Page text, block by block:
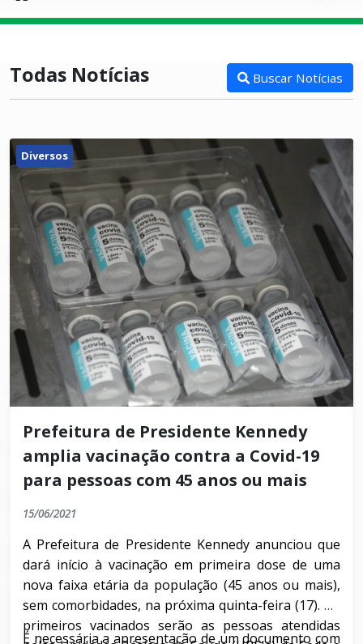
Todas Notícias Buscar Notícias
Diversos
Prefeitura de Presidente Kennedy
amplia vacinação contra a Covid-19
para pessoas com 45 anos ou mais
15/06/2021
A Prefeitura de Presidente Kennedy anunciou que
dará início à vacinação em primeira dose de uma
nova faixa etária da população (45 anos ou mais),
sem comorbidades, na próxima quinta-feira (17). Os
primeiros vacinados serão as pessoas atendidas
É necessária a apresentação de um documento com